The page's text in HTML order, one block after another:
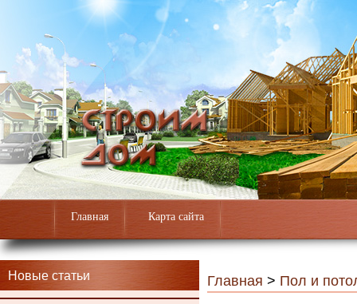
Главная Карта сайта
Новые статьи Главная > Пол и